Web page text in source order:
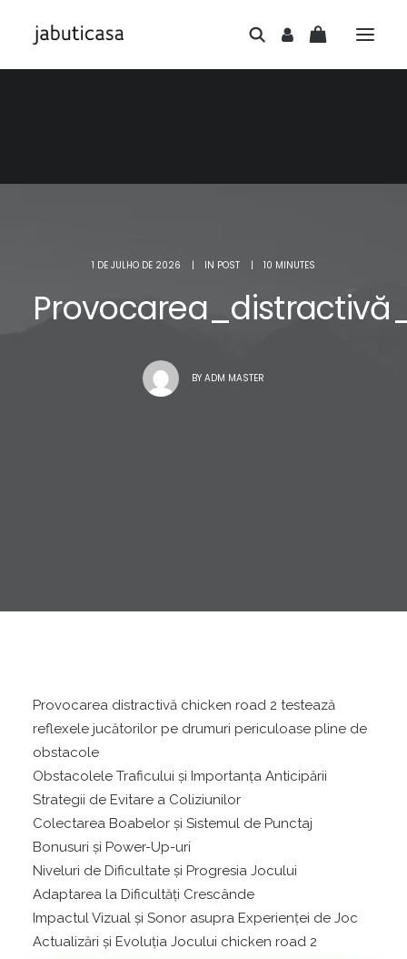
1 DE JULHO DE 2026 | IN POST | 10 MINUTES
BY ADM MASTER
Provocarea distractivă chicken road 2 testează
reflexele jucătorilor pe drumuri periculoase pline de
obstacole
Obstacolele Traficului și Importanța Anticipării
Strategii de Evitare a Coliziunilor
Colectarea Boabelor și Sistemul de Punctaj
Bonusuri și Power-Up-uri
Niveluri de Dificultate și Progresia Jocului
Adaptarea la Dificultăți Crescânde
Impactul Vizual și Sonor asupra Experienței de Joc
Actualizări și Evoluția Jocului chicken road 2